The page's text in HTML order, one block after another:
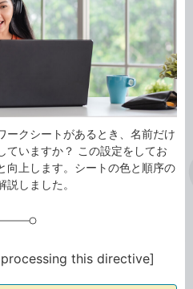
ークシートがあるとき、名前だけ
ていますか？ この設定をしてお
向上します。シートの色と順序の
しました。
this directive]